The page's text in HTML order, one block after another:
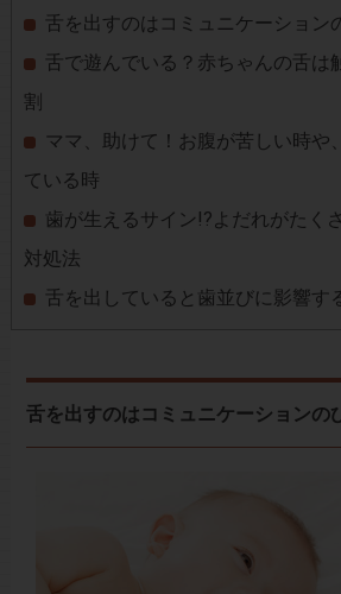
舌を出すのはコミュニケーション
舌で遊んでいる？赤ちゃんの舌は
割
ママ、助けて！お腹が苦しい時や
ている時
歯が生えるサイン!?よだれがたく
対処法
舌を出していると歯並びに影響す
舌を出すのはコミュニケーションの